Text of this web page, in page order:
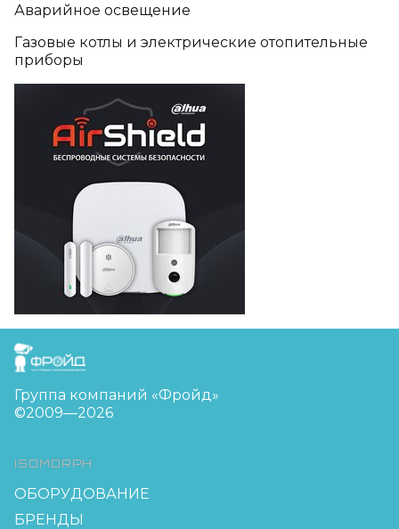
Аварийное освещение
Газовые котлы и электрические отопительные
приборы
FreudGroup
Группа компаний «Фройд»
©2009—2026
ISOMORPH
ОБОРУДОВАНИЕ
БРЕНДЫ